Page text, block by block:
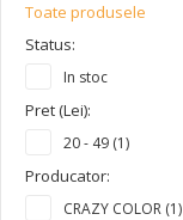
Toate produsele
Status:
In stoc
Pret (Lei):
20 - 49 (1)
Producator:
CRAZY COLOR (1)